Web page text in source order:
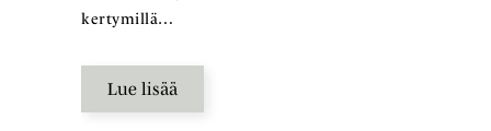
kertymillä…
Lue lisää